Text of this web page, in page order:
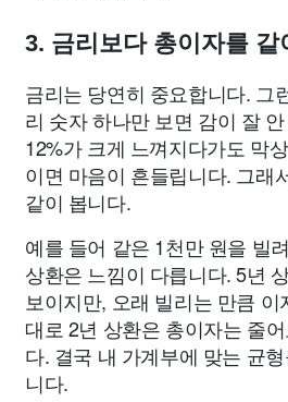
3. 금리보다 총이자를 같
금리는 당연히 중요합니다. 그
리 숫자 하나만 보면 감이 잘
12%가 크게 느껴지다가도 막
이면 마음이 흔들립니다. 그래
같이 봅니다.
예를 들어 같은 1천만 원을 빌
상환은 느낌이 다릅니다. 5년
보이지만, 오래 빌리는 만큼
대로 2년 상환은 총이자는 줄
다. 결국 내 가계부에 맞는 균
니다.